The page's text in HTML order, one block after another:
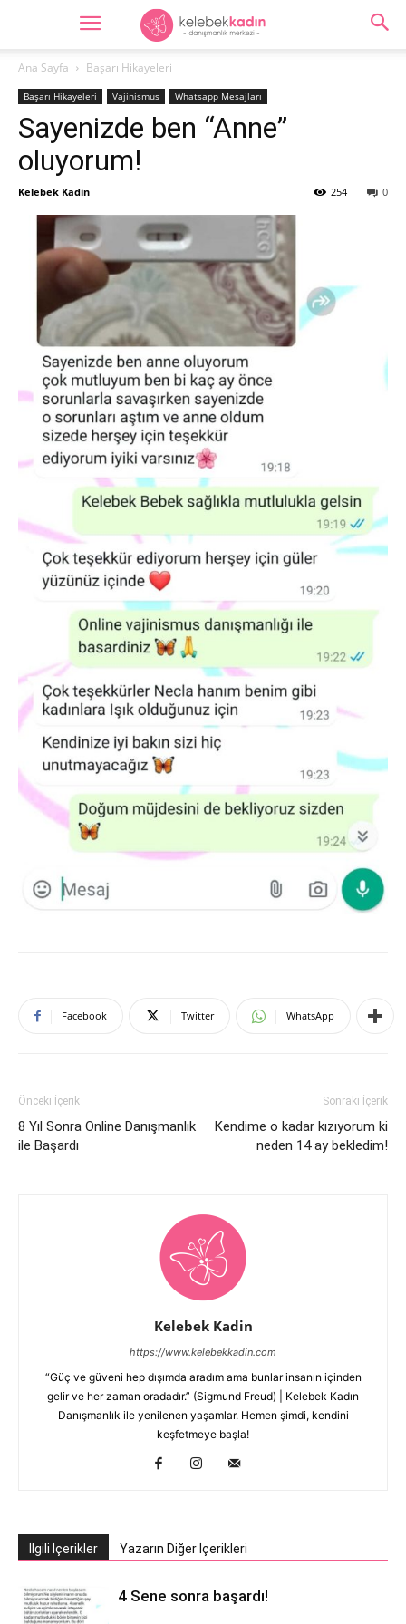
Ana Sayfa Başarı Hikayeleri
Başarı Hikayeleri Vajinismus Whatsapp Mesajları
Sayenizde ben “Anne”
oluyorum!
Kelebek Kadin 0
254
Facebook Twitter WhatsApp
Önceki İçerik
8 Yıl Sonra Online Danışmanlık
ile Başardı
Sonraki İçerik
Kendime o kadar kızıyorum ki
neden 14 ay bekledim!
Kelebek Kadin
https://www.kelebekkadin.com
“Güç ve güveni hep dışımda aradım ama bunlar insanın içinden
gelir ve her zaman oradadır.” (Sigmund Freud) | Kelebek Kadın
Danışmanlık ile yenilenen yaşamlar. Hemen şimdi, kendini
keşfetmeye başla!
İlgili İçerikler Yazarın Diğer İçerikleri
4 Sene sonra başardı!